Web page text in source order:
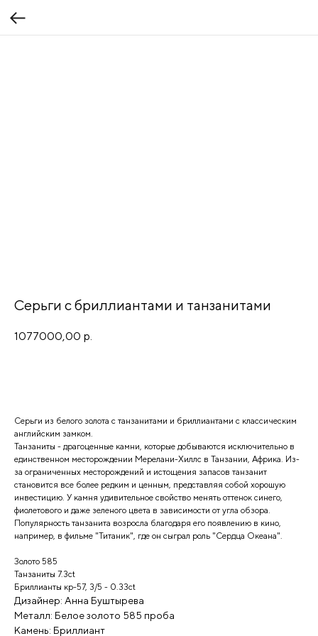
Серьги с бриллиантами и танзанитами
1077000,00 р.
Серьги из белого золота с танзанитами и бриллиантами с классическим
английским замком.
Танзаниты - драгоценные камни, которые добываются исключительно в
единственном месторождении Мерелани-Хиллс в Танзании, Африка. Из-
за ограниченных месторождений и истощения запасов танзанит
становится все более редким и ценным, представляя собой хорошую
инвестицию. У камня удивительное свойство менять оттенок синего,
фиолетового и даже зеленого цвета в зависимости от угла обзора.
Популярность танзанита возросла благодаря его появлению в кино,
например, в фильме "Титаник", где он сыграл роль "Сердца Океана".
Золото 585
Танзаниты 7.3ct
Бриллианты кр-57, 3/5 - 0.33ct
Дизайнер: Анна Буштырева
Металл: Белое золото 585 проба
Камень: Бриллиант